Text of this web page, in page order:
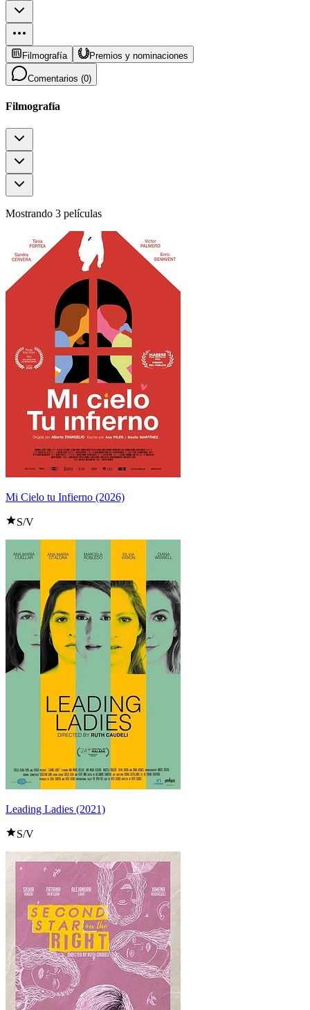
Filmografía Premios y nominaciones
Comentarios (0)
Filmografía
Mostrando 3 películas
Mi Cielo tu Infierno (2026)
S/V
Leading Ladies (2021)
S/V